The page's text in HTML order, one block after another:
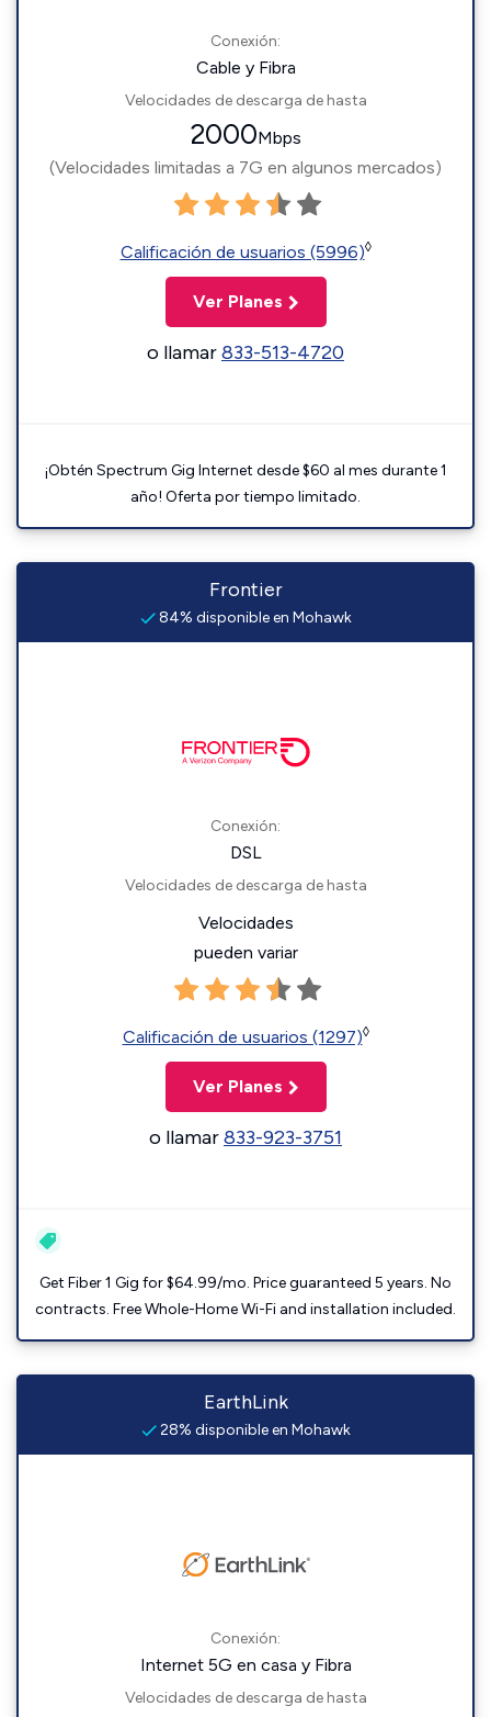
Conexión:
Cable y Fibra
Velocidades de descarga de hasta
2000Mbps
(Velocidades limitadas a 7G en algunos mercados)
Calificación de usuarios (5996)◊
Ver Planes
o llamar833-513-4720
¡Obtén Spectrum Gig Internet desde $60 al mes durante 1
año! Oferta por tiempo limitado.
Frontier
84% disponible en Mohawk
Conexión:
DSL
Velocidades de descarga de hasta
Velocidades
pueden variar
Calificación de usuarios (1297)◊
Ver Planes
o llamar833-923-3751
Get Fiber 1 Gig for $64.99/mo. Price guaranteed 5 years. No
contracts. Free Whole-Home Wi-Fi and installation included.
EarthLink
28% disponible en Mohawk
Conexión:
Internet 5G en casa y Fibra
Velocidades de descarga de hasta